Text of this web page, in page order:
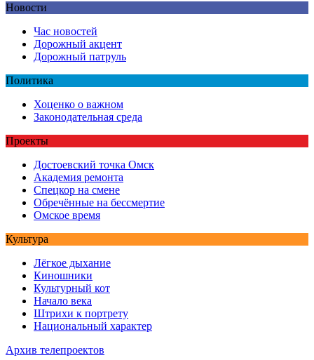
Новости
Час новостей
Дорожный акцент
Дорожный патруль
Политика
Хоценко о важном
Законодательная среда
Проекты
Достоевский точка Омск
Академия ремонта
Спецкор на смене
Обречённые на бессмертие
Омское время
Культура
Лёгкое дыхание
Киношники
Культурный кот
Начало века
Штрихи к портрету
Национальный характер
Архив телепроектов